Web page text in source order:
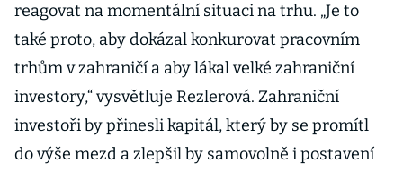
reagovat na momentální situaci na trhu. „Je to
také proto, aby dokázal konkurovat pracovním
trhům v zahraničí a aby lákal velké zahraniční
investory,“ vysvětluje Rezlerová. Zahraniční
investoři by přinesli kapitál, který by se promítl
do výše mezd a zlepšil by samovolně i postavení